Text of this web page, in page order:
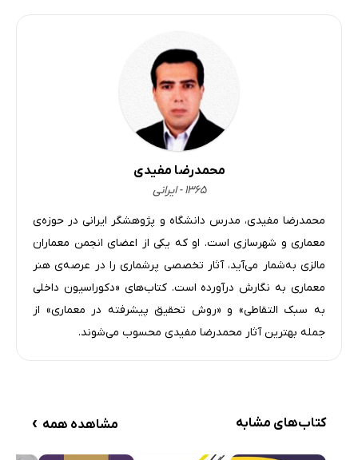
کاغذ دیواری اتاق نوزاد و کودک
کاغذ دیواری برای فضای آشپزخانه
کاغذ دیواری برای فضای غذاخوری
کاغذ دیواری برای فضای بهداشتی
کاغذ دیواری برای فضا نشیمن و پذیرایی
کاغذ دیواری برای فضای راهرو
کاغذ دیواری برای فضای اداری
کاغذ دیواری برای فضا کافه یا رستوران
کاغذ دیواری برای فضای مهد کودک
کاغذ دیواری برای فضای فروشگاه
کاغذ دیواری نارنجی
کاغذ دیواری قهوه ای
محمدرضا مفیدی
۱۳۶۵ - ایرانی
محمدرضا مفیدی، مدرس دانشگاه و پژوهشگر ایرانی در حوزه‌ی
معماری و شهرسازی است. او که یکی از اعضای انجمن معماران
مالزی به‌شمار می‌آید، آثار تخصصی پرشماری را در عرصه‌ی هنر
معماری به نگارش درآورده است. کتاب‌های «دکوراسیون داخلی
به سبک التقاطی» و «روش تحقیق پیشرفته در معماری» از
جمله بهترین آثار محمدرضا مفیدی محسوب می‌شوند.
کتاب‌های مشابه مشاهده همه ›